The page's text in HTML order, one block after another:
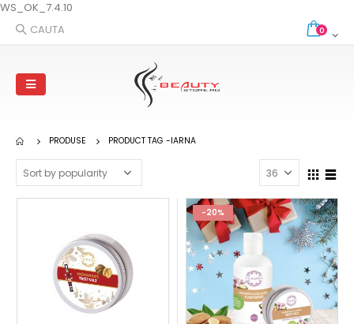
WS_OK_7.4.10
CAUTA
0
PRODUSE PRODUCT TAG -IARNA
-20%